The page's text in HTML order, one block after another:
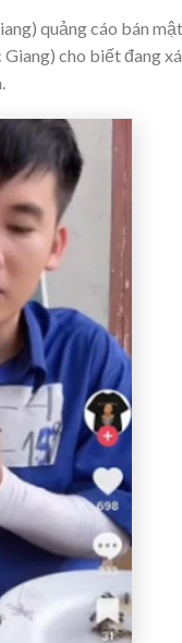
quảng cáo bán mật
cho biết đang